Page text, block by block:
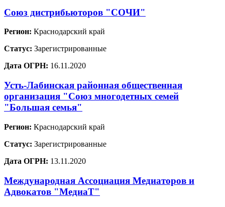
Союз дистрибьюторов "СОЧИ"
Регион: Краснодарский край
Статус: Зарегистрированные
Дата ОГРН: 16.11.2020
Усть-Лабинская районная общественная
организация "Союз многодетных семей
"Большая семья"
Регион: Краснодарский край
Статус: Зарегистрированные
Дата ОГРН: 13.11.2020
Международная Ассоциация Медиаторов и
Адвокатов "МедиаТ"